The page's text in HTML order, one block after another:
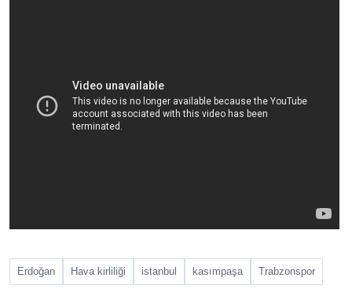
Erdoğan Hava kirliliği istanbul kasımpaşa Trabzonspor